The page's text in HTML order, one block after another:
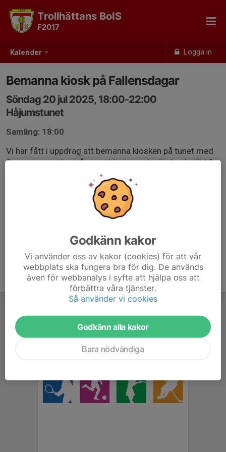
Kalender Logga in
Trollhättans BoIS
F2017
Bemanna kiosk på Fallensdagar
Söndag 20 jul 2025, 18:00-22:00
Håjumstunet
Samling: 18:00
Vi har fått i uppdrag att bemanna kiosken på tunet med
3 personer under två pass. Lördag och söndag kväll 18-
22. Tacksam om några har möjlighet att ställa upp.
Godkänn kakor
Vi använder oss av kakor (cookies) för att vår
webbplats ska fungera bra för dig. De används
även för webbanalys i syfte att hjälpa oss att
förbättra våra tjänster.
Så använder vi cookies
Godkänn alla kakor
Bara nödvändiga